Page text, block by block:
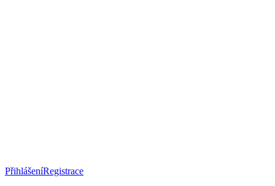
PřihlášeníRegistrace